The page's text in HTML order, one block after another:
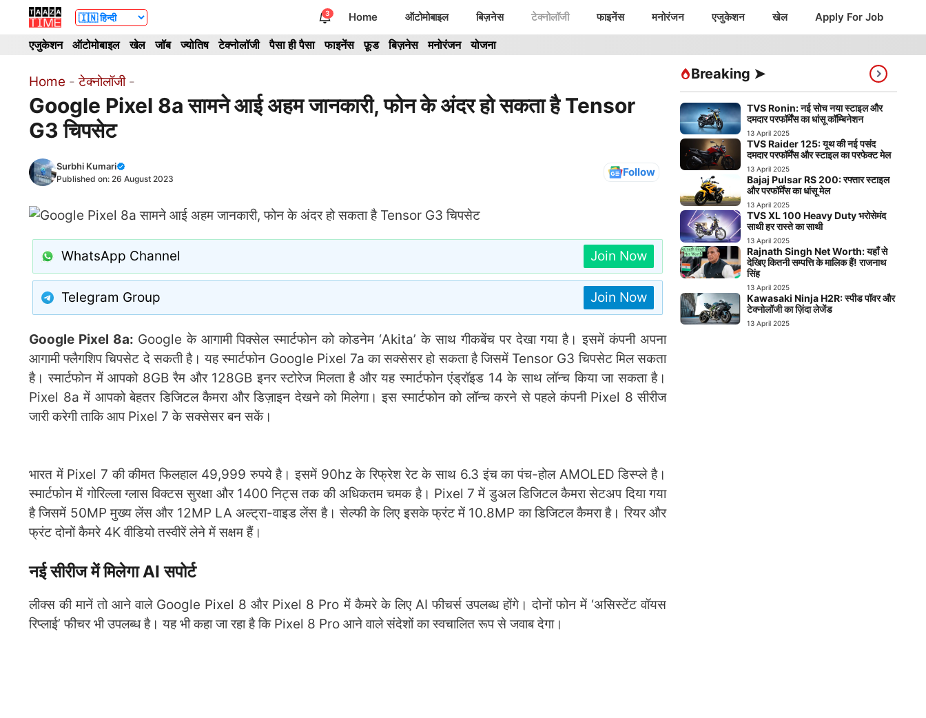
content
3 Home ऑटोमोबाइल बिज़नेस टेक्नोलॉजी फाइनेंस मनोरंजन एजुकेशन खेल Apply For Job
एजुकेशन ऑटोमोबाइल खेल जॉब ज्योतिष टेक्नोलॉजी पैसा ही पैसा फाइनेंस फ़ूड बिज़नेस मनोरंजन योजना
Home -टेक्नोलॉजी-
Google Pixel 8a सामने आई अहम जानकारी, फोन के अंदर हो सकता है Tensor
G3 चिपसेट
Surbhi Kumari
Published on: 26 August 2023 Follow
WhatsApp Channel Join Now
Telegram Group Join Now
Google Pixel 8a: Google के आगामी पिक्सेल स्मार्टफोन को कोडनेम ‘Akita’ के साथ गीकबेंच पर देखा गया है। इसमें कंपनी अपना
आगामी फ्लैगशिप चिपसेट दे सकती है। यह स्मार्टफोन Google Pixel 7a का सक्सेसर हो सकता है जिसमें Tensor G3 चिपसेट मिल सकता
है। स्मार्टफोन में आपको 8GB रैम और 128GB इनर स्टोरेज मिलता है और यह स्मार्टफोन एंड्रॉइड 14 के साथ लॉन्च किया जा सकता है।
Pixel 8a में आपको बेहतर डिजिटल कैमरा और डिज़ाइन देखने को मिलेगा। इस स्मार्टफोन को लॉन्च करने से पहले कंपनी Pixel 8 सीरीज
जारी करेगी ताकि आप Pixel 7 के सक्सेसर बन सकें।
भारत में Pixel 7 की कीमत फिलहाल 49,999 रुपये है। इसमें 90hz के रिफ्रेश रेट के साथ 6.3 इंच का पंच-होल AMOLED डिस्प्ले है।
स्मार्टफोन में गोरिल्ला ग्लास विक्टस सुरक्षा और 1400 निट्स तक की अधिकतम चमक है। Pixel 7 में डुअल डिजिटल कैमरा सेटअप दिया गया
है जिसमें 50MP मुख्य लेंस और 12MP LA अल्ट्रा-वाइड लेंस है। सेल्फी के लिए इसके फ्रंट में 10.8MP का डिजिटल कैमरा है। रियर और
फ्रंट दोनों कैमरे 4K वीडियो तस्वीरें लेने में सक्षम हैं।
नई सीरीज में मिलेगा AI सपोर्ट
लीक्स की मानें तो आने वाले Google Pixel 8 और Pixel 8 Pro में कैमरे के लिए AI फीचर्स उपलब्ध होंगे। दोनों फोन में ‘असिस्टेंट वॉयस
रिप्लाई’ फीचर भी उपलब्ध है। यह भी कहा जा रहा है कि Pixel 8 Pro आने वाले संदेशों का स्वचालित रूप से जवाब देगा।
Breaking ➤
TVS Ronin: नई सोच नया स्टाइल और
दमदार परफॉर्मेंस का धांसू कॉम्बिनेशन
13 April 2025
TVS Raider 125: यूथ की नई पसंद
दमदार परफॉर्मेंस और स्टाइल का परफेक्ट मेल
13 April 2025
Bajaj Pulsar RS 200: रफ्तार स्टाइल
और परफॉर्मेंस का धांसू मेल
13 April 2025
TVS XL 100 Heavy Duty भरोसेमंद
साथी हर रास्ते का साथी
13 April 2025
Rajnath Singh Net Worth: यहाँ से
देखिए कितनी सम्पत्ति के मालिक हैं! राजनाथ
सिंह
13 April 2025
Kawasaki Ninja H2R: स्पीड पॉवर और
टेक्नोलॉजी का ज़िंदा लेजेंड
13 April 2025